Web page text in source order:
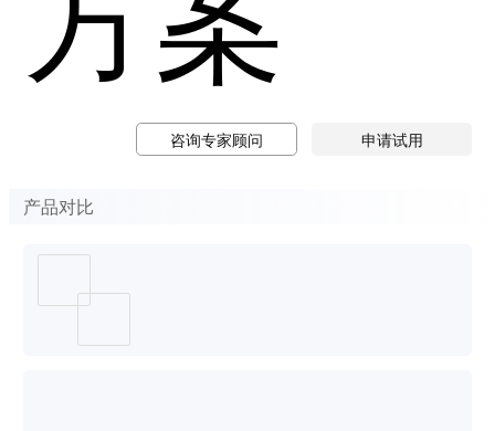
咨询专家顾问 申请试用
产品对比